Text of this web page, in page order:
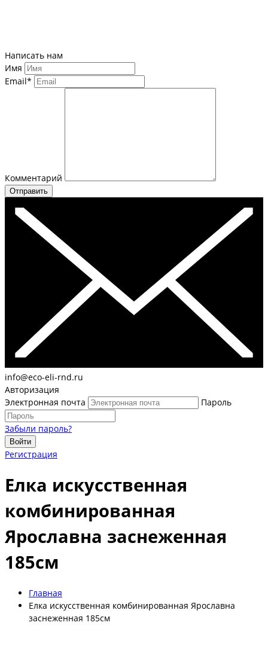
Написать нам
Имя
Email*
Комментарий
Отправить
info@eco-eli-rnd.ru
Авторизация
Электронная почта
Пароль
Забыли пароль?
Войти
Регистрация
Елка искусственная
комбинированная
Ярославна заснеженная
185см
Главная
Елка искусственная комбинированная Ярославна
заснеженная 185см